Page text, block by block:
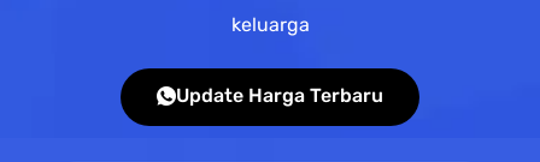
keluarga
Update Harga Terbaru